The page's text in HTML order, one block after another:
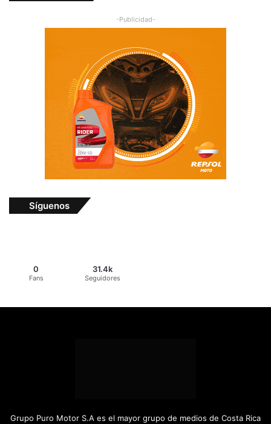
-Publicidad-
Síguenos
0
Fans
31.4k
Seguidores
Grupo Puro Motor S.A es el mayor grupo de medios de Costa Rica